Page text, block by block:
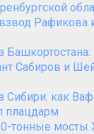
Рафикова
Башкортостана:
Сабиров и
Сибири: как
плацдарм
тонные мосты